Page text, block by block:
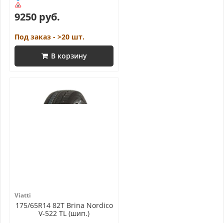
9250 руб.
Под заказ - >20 шт.
В корзину
Viatti
175/65R14 82T Brina Nordico
V-522 TL (шип.)